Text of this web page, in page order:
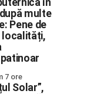
în
multe
Pene de
localități,
7 ore
Solar”,